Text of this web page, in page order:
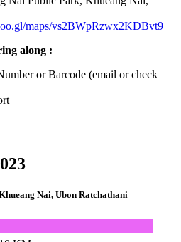
maps/vs2BWpRzwx2KDBvt9
along :
or Barcode (email or check
Nai, Ubon Ratchathani